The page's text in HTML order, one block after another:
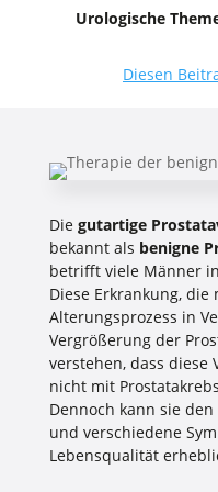
Urologische
Diesen
Die gutartige
bekannt als benigne
betrifft viele Männer
Diese Erkrankung,
Alterungsprozess in
Vergrößerung der
verstehen, dass
nicht mit
Dennoch kann sie
und verschiedene
Lebensqualität